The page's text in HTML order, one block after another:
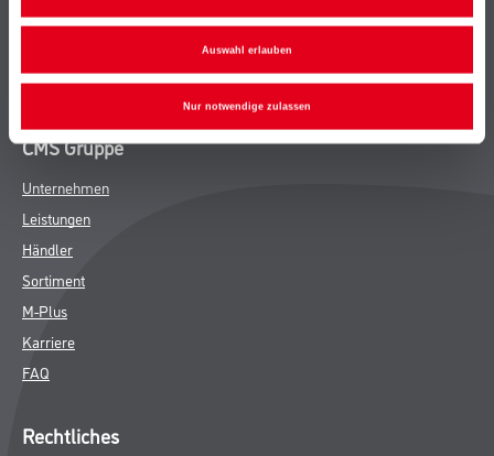
Auswahl erlauben
Nur notwendige zulassen
Wand- & Deckenbeläge
Verbrauchsmaterialien
CMS Gruppe
Unternehmen
Leistungen
Händler
Sortiment
M-Plus
Karriere
FAQ
Rechtliches